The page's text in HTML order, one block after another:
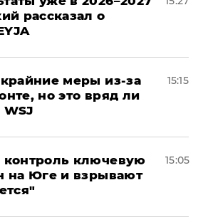
рассказал о
меры из-за
но это вряд ли
15:15
контроль ключевую
на Юге и взрывают
15:05